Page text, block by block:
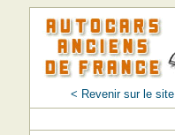
< Revenir sur le